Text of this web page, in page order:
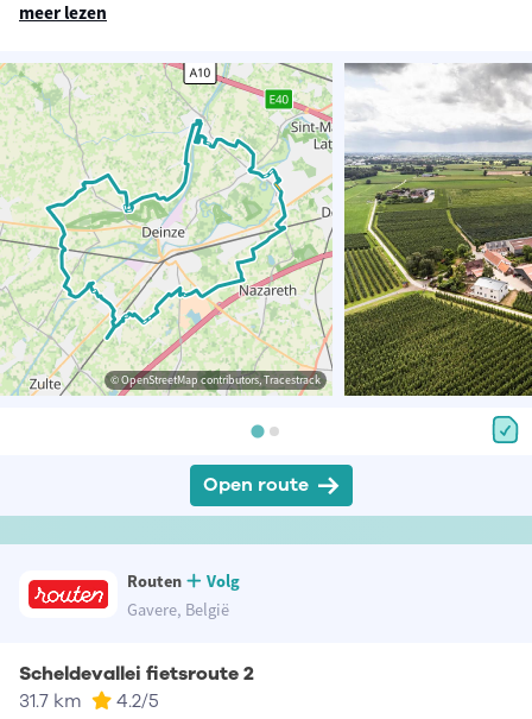
meer lezen
© OpenStreetMap contributors, Tracestrack
Open route
Routen
Volg
Gavere, België
Scheldevallei fietsroute 2
31.7 km 4.2/5